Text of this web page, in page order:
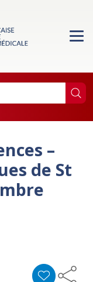
–
de St